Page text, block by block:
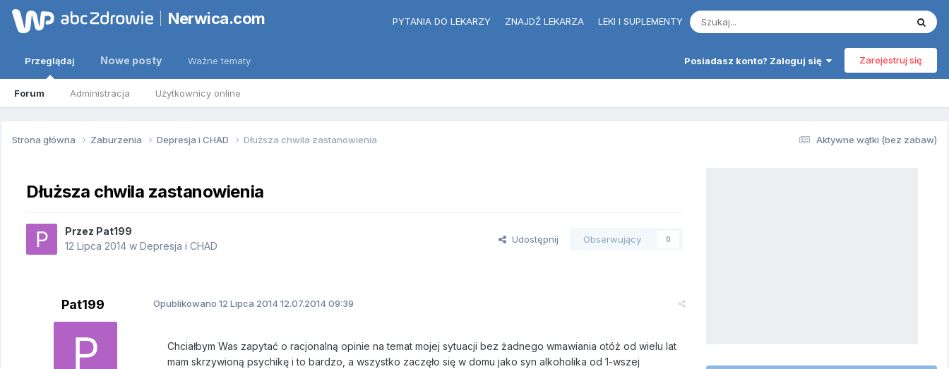
Nerwica.com PYTANIA DO LEKARZY ZNAJDŹ LEKARZA LEKI I SUPLEMENTY
Posiadasz konto? Zaloguj się Zarejestruj się
Przeglądaj
Forum Administracja Użytkownicy online
Nowe posty Ważne tematy
Aktywne wątki (bez zabaw)
Strona główna Zaburzenia Depresja i CHAD Dłuższa chwila zastanowienia
Dłuższa chwila zastanowienia
Przez Pat199
12 Lipca 2014 w Depresja i CHAD
Udostępnij Obserwujący 0
Pat199 Opublikowano 12 Lipca 201412.07.2014 09:39
Chciałbym Was zapytać o racjonalną opinie na temat mojej sytuacji bez żadnego wmawiania otóż od wielu lat
mam skrzywioną psychikę i to bardzo, a wszystko zaczęło się w domu jako syn alkoholika od 1-wszej